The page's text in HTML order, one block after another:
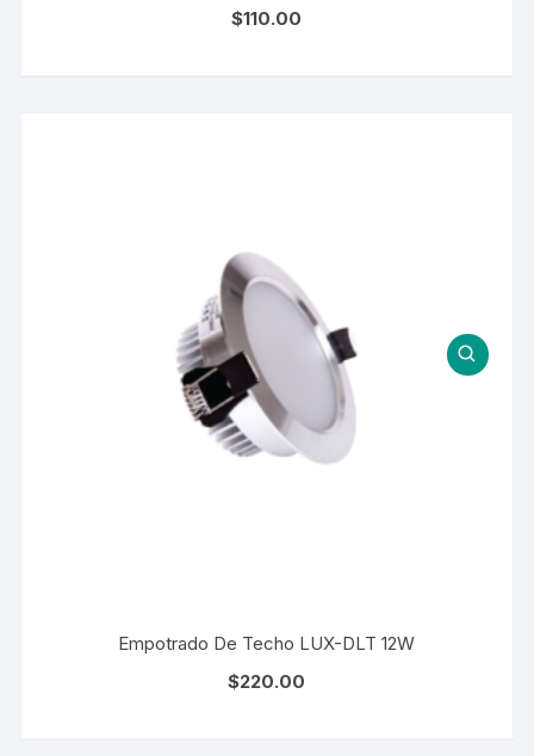
$110.00
Empotrado De Techo LUX-DLT 12W
$220.00